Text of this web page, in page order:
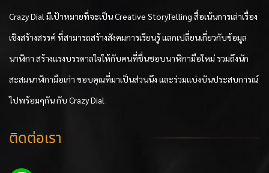
Crazy Dial มีเป้าหมายที่จะเป็น Creative StoryTelling สื่อเน้นการเล่าเรื่อง
เชิงสร้างสรรค์ ที่สามารถสร้างสังคมการเรียนรู้ แลกเปลี่ยนเกี่ยวกับข้อมูล
นาฬิกา สร้างแรงบรรดาลใจให้กับคนที่ชื่นชอบนาฬิกามือใหม่ รวมถึงนัก
สะสมนาฬิกามือเก่า ขอบคุณที่มาเป็นส่วนนึง และร่วมแบ่งบันประสบการณ์
ไปพร้อมๆกัน กับ Crazy Dial
ติดต่อเรา